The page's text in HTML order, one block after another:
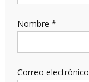
Nombre *
Correo electrónico